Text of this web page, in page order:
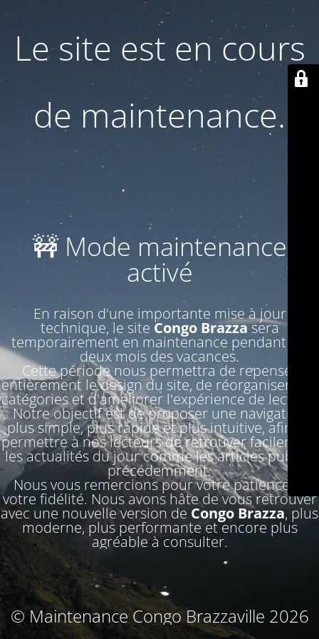
Le site est en cours
de maintenance.
🚧 Mode maintenance
activé
En raison d'une importante mise à jour
technique, le site Congo Brazzasera
temporairement en maintenance pendant les
deux mois des vacances.
Cette période nous permettra de repenser
entièrement le design du site, de réorganiser nos
catégories et d'améliorer l'expérience de lecture.
Notre objectif est de proposer une navigation
plus simple, plus rapide et plus intuitive, afin de
permettre à nos lecteurs de retrouver facilement
les actualités du jour comme les articles publiés
précédemment.
Nous vous remercions pour votre patience et
votre fidélité. Nous avons hâte de vous retrouver
avec une nouvelle version de Congo Brazza, plus
moderne, plus performante et encore plus
agréable à consulter.
© Maintenance Congo Brazzaville 2026